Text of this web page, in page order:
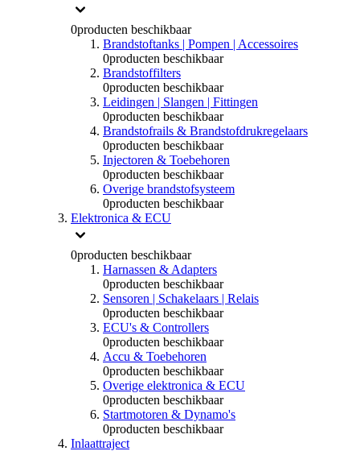
0producten beschikbaar
Brandstoftanks | Pompen | Accessoires
0producten beschikbaar
Brandstoffilters
0producten beschikbaar
Leidingen | Slangen | Fittingen
0producten beschikbaar
Brandstofrails & Brandstofdrukregelaars
0producten beschikbaar
Injectoren & Toebehoren
0producten beschikbaar
Overige brandstofsysteem
0producten beschikbaar
Elektronica & ECU
0producten beschikbaar
Harnassen & Adapters
0producten beschikbaar
Sensoren | Schakelaars | Relais
0producten beschikbaar
ECU's & Controllers
0producten beschikbaar
Accu & Toebehoren
0producten beschikbaar
Overige elektronica & ECU
0producten beschikbaar
Startmotoren & Dynamo's
0producten beschikbaar
Inlaattraject